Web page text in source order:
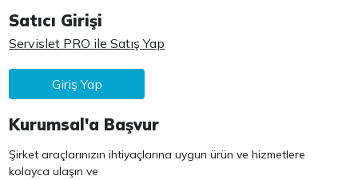
Satıcı Girişi
Servislet PRO ile Satış Yap
Giriş Yap
Kurumsal'a Başvur
Şirket araçlarınızın ihtiyaçlarına uygun ürün ve hizmetlere
kolayca ulaşın ve